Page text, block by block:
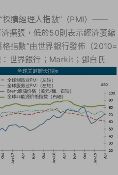
採購經理人指數”（PMI）——
擴張，低於50則表示經濟萎縮
指數”由世界銀行發佈（
世界銀行；Markit；鄧白氏